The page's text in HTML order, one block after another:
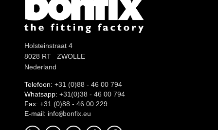
Holsteinstraat 4
8028 RT ZWOLLE
Nederland
Telefoon: +31 (0)88 - 46 00 794
Whatsapp: +31(0)38 - 46 00 794
Fax: +31 (0)88 - 46 00 229
E-mail: info@bonfix.eu